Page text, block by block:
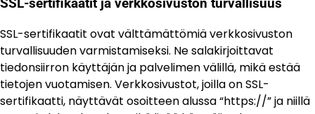
SSL-sertifikaatit ja verkkosivuston turvallisuus
SSL-sertifikaatit ovat välttämättömiä verkkosivuston
turvallisuuden varmistamiseksi. Ne salakirjoittavat
tiedonsiirron käyttäjän ja palvelimen välillä, mikä estää
tietojen vuotamisen. Verkkosivustot, joilla on SSL-
sertifikaatti, näyttävät osoitteen alussa “https://” ja niillä